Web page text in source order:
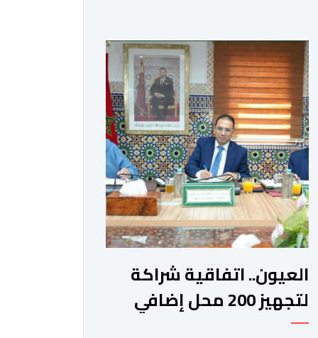
فقدانه من ميناء العيون، وكان على متنه
ما يقارب 20 مهاجرا في وضعية غير
قانونية.وحسب ما أوردته وكالة “إيفي”
الإسبانية للأنباء، نقلا عن […]
العيون.. اتفاقية شراكة
لتجهيز 200 محل إضافي
للصناع التقليديين بالسوق